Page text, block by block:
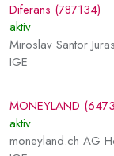
Diferans (787134)
aktiv
Miroslav Santor
IGE
MONEYLAND
aktiv
moneyland.ch AG